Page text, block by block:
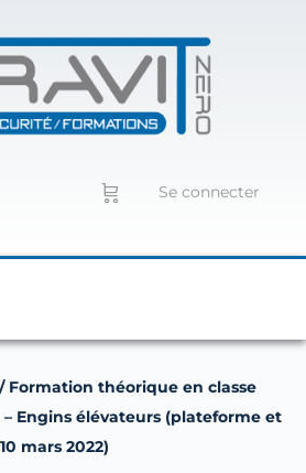
Se connecter
/ Formation théorique en classe
Engins élévateurs (plateforme et
mars 2022)